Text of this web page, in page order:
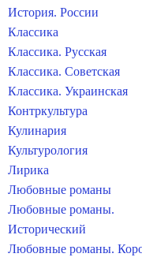
История. России
Классика
Классика. Русская
Классика. Советская
Классика. Украинская
Контркультура
Кулинария
Культурология
Лирика
Любовные романы
Любовные романы.
Исторический
Любовные романы.